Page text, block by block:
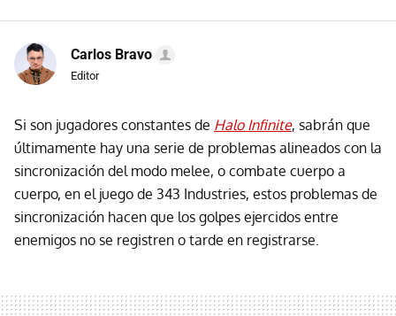
Carlos Bravo
Editor
Si son jugadores constantes de Halo Infinite, sabrán que
últimamente hay una serie de problemas alineados con la
sincronización del modo melee, o combate cuerpo a
cuerpo, en el juego de 343 Industries, estos problemas de
sincronización hacen que los golpes ejercidos entre
enemigos no se registren o tarde en registrarse.